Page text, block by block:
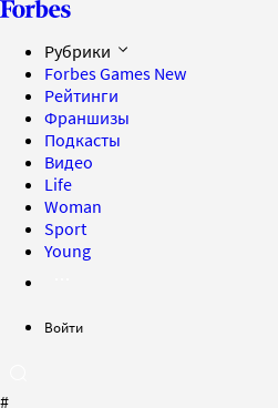
Рубрики
Forbes Games New
Рейтинги
Франшизы
Подкасты
Видео
Life
Woman
Sport
Young
Войти
#